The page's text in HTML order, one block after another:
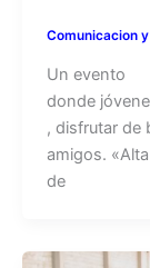
Comunicacion
Un evento
donde
, disfrutar de
amigos.
de